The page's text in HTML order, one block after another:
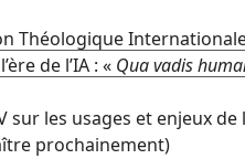
Théologique
de l’IA : « Qua vadis
sur les usages et enjeux de
prochainement)